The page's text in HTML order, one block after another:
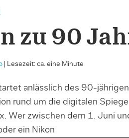
zu 90
| Lesezeit: ca. eine Minute
anlässlich des 90-
rund um die digitalen
Wer zwischen dem 1. Juni
ein Nikon